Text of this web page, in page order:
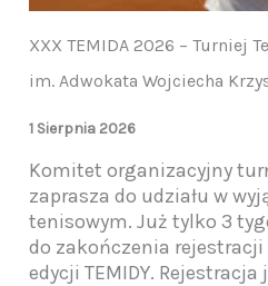
XXX TEMIDA 2026 – Turniej
im. Adwokata Wojciecha
1 Sierpnia 2026
Komitet organizacyjny
zaprasza do udziału w
tenisowym. Już tylko 3
do zakończenia
edycji TEMIDY. Rejestracja